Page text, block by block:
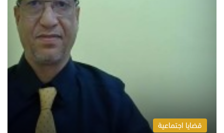
قضايا اجتماعية